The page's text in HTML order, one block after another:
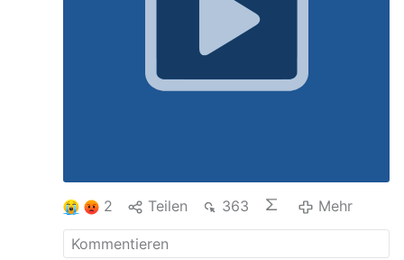
2 Teilen 363 Mehr